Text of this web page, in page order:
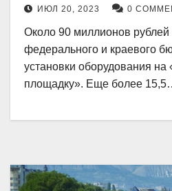
ИЮЛ 20, 2023 0
Около 90 миллионов
федерального и краевого
установки оборудования
площадку». Еще более